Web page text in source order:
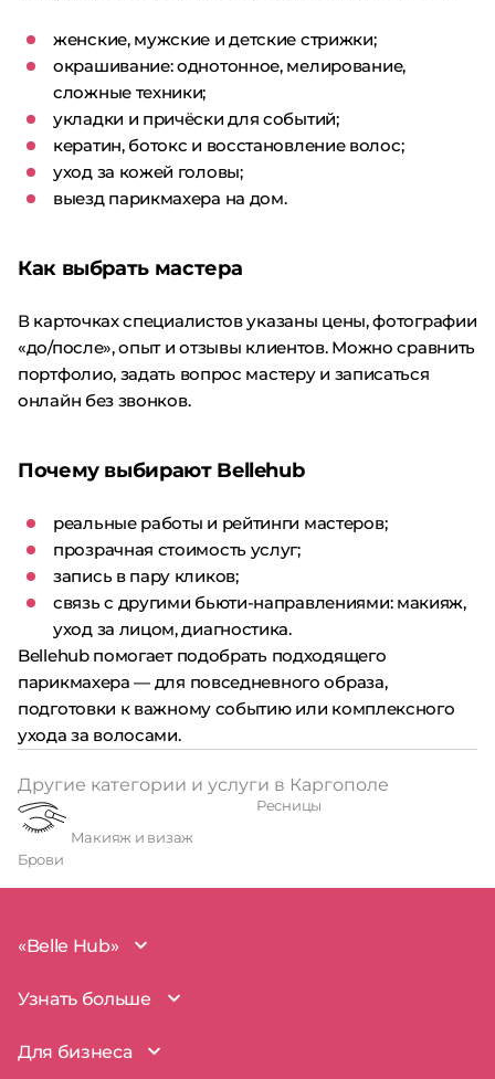
женские, мужские и детские стрижки;
окрашивание: однотонное, мелирование,
сложные техники;
укладки и причёски для событий;
кератин, ботокс и восстановление волос;
уход за кожей головы;
выезд парикмахера на дом.
Как выбрать мастера
В карточках специалистов указаны цены, фотографии
«до/после», опыт и отзывы клиентов. Можно сравнить
портфолио, задать вопрос мастеру и записаться
онлайн без звонков.
Почему выбирают Bellehub
реальные работы и рейтинги мастеров;
прозрачная стоимость услуг;
запись в пару кликов;
связь с другими бьюти-направлениями: макияж,
уход за лицом, диагностика.
Bellehub помогает подобрать подходящего
парикмахера — для повседневного образа,
подготовки к важному событию или комплексного
ухода за волосами.
Другие категории и услуги в Каргополе
Макияж и визаж
Брови
Ресницы
«Belle Hub»
О проекте
Наша команда
Узнать больше
BelleHub для вас
Для бизнеса